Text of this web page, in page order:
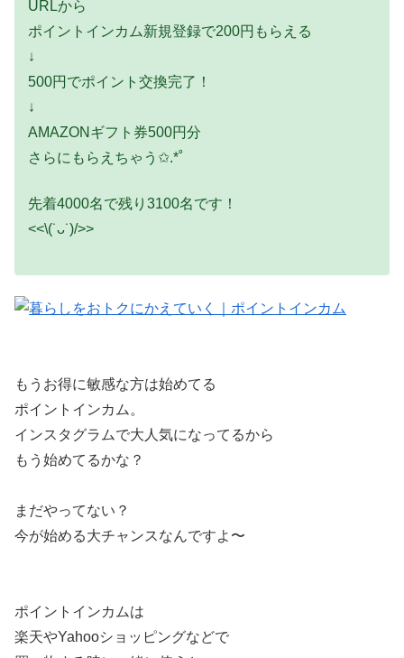
URLから
ポイントインカム新規登録で200円もらえる
↓
500円でポイント交換完了！
↓
AMAZONギフト券500円分
さらにもらえちゃう✩.*˚
先着4000名で残り3100名です！
<<\(˙ᴗ˙)/>>
もうお得に敏感な方は始めてる
ポイントインカム。
インスタグラムで大人気になってるから
もう始めてるかな？
まだやってない？
今が始める大チャンスなんですよ〜
ポイントインカムは
楽天やYahooショッピングなどで